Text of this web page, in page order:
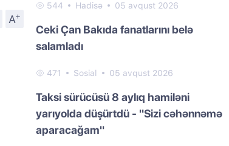
A
+
544 Hadisə 05 avqust 2026
Ceki Çan Bakıda fanatlarını belə
salamladı
471 Sosial 05 avqust 2026
Taksi sürücüsü 8 aylıq hamiləni
yarıyolda düşürtdü - "Sizi cəhənnəmə
aparacağam"